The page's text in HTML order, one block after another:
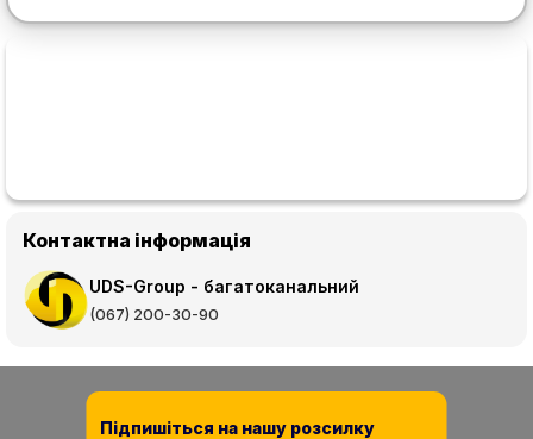
Контактна інформація
UDS-Group - багатоканальний
(067) 200-30-90
Підпишіться на нашу розсилку